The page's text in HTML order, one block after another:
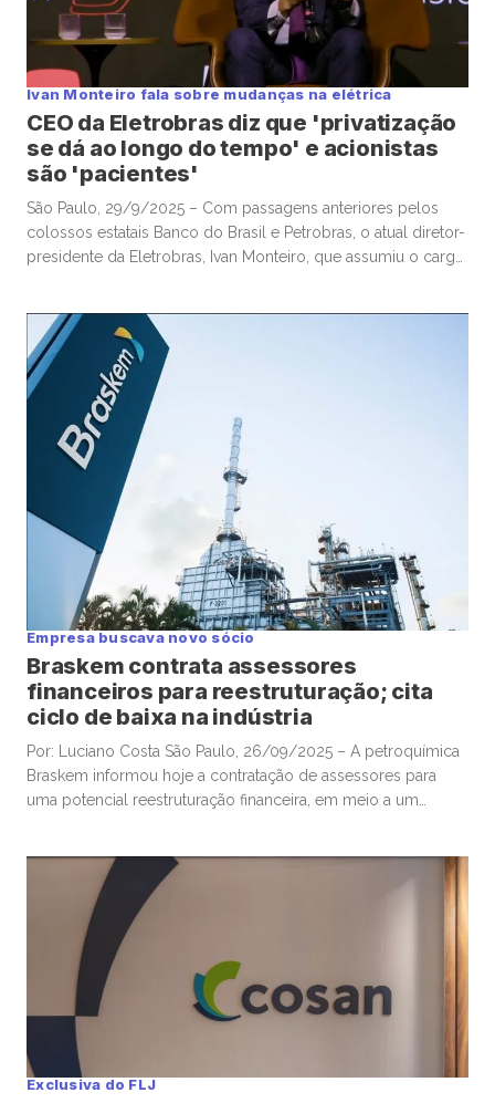
Ivan Monteiro fala sobre mudanças na elétrica
CEO da Eletrobras diz que 'privatização
se dá ao longo do tempo' e acionistas
são 'pacientes'
São Paulo, 29/9/2025 – Com passagens anteriores pelos
colossos estatais Banco do Brasil e Petrobras, o atual diretor-
presidente da Eletrobras, Ivan Monteiro, que assumiu o cargo
expectativas com a complexidade da “mudança de chave” na
companhia. Escolhido para […]
Empresa buscava novo sócio
Braskem contrata assessores
financeiros para reestruturação; cita
ciclo de baixa na indústria
Por: Luciano Costa São Paulo, 26/09/2025 – A petroquímica
Braskem informou hoje a contratação de assessores para
uma potencial reestruturação financeira, em meio a um
Novonor e pela Petrobras vinha há tempos buscando
possível atração de um novo […]
Exclusiva do FLJ